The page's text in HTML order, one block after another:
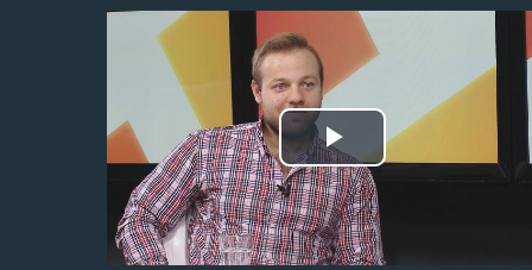
Odtwórz
wideo